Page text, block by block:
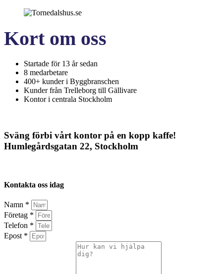
Kort om oss
Startade för 13 år sedan
8 medarbetare
400+ kunder i Byggbranschen
Kunder från Trelleborg till Gällivare
Kontor i centrala Stockholm
Sväng förbi vårt kontor på en kopp kaffe!
Humlegårdsgatan 22, Stockholm
Kontakta oss idag
Namn *
Företag *
Telefon *
Epost *